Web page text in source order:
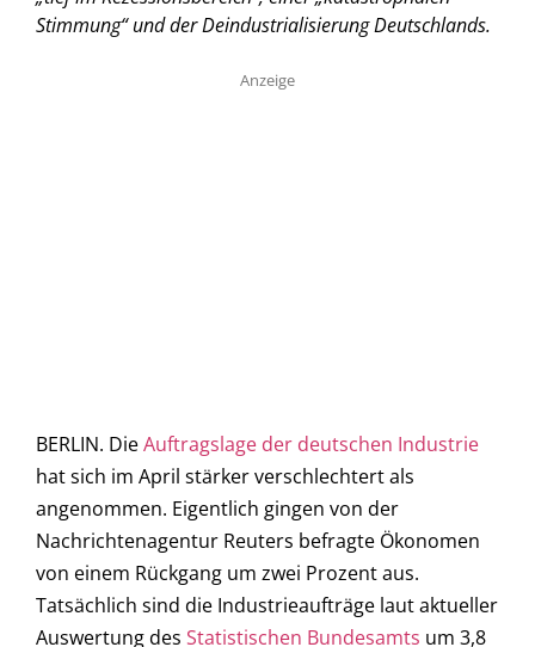
Stimmung“ und der Deindustrialisierung Deutschlands.
Anzeige
BERLIN. DieAuftragslage der deutschen Industrie
hat sich im April stärker verschlechtert als
angenommen. Eigentlich gingen von der
Nachrichtenagentur Reuters befragte Ökonomen
von einem Rückgang um zwei Prozent aus.
Tatsächlich sind die Industrieaufträge laut aktueller
Auswertung des Statistischen Bundesamts um 3,8